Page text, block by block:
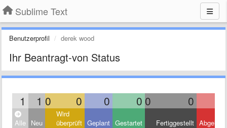
Sublime Text
Benutzerprofil derek wood
Ihr Beantragt-von Status
1 1 0 0 0 0 0 0
Alle Neu
Wird
überprüft Geplant Gestartet Fertiggestellt